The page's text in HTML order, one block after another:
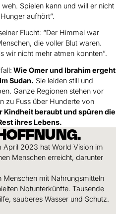
Spielen kann und will er nicht
aufhört”.
Flucht: “Der Himmel war
die voller Blut waren.
wir nicht mehr atmen konnten”.
Wie Omer und Ibrahim ergeht
Sudan. Sie leiden still und
Ganze Regionen stehen vor
zu Fuss über Hunderte von
Kindheit beraubt und spüren die
ihres Lebens.
April 2023 hat World Vision im
Menschen erreicht, darunter
mit Nahrungsmitteln
Notunterkünfte. Tausende
sauberes Wasser und Schutz.